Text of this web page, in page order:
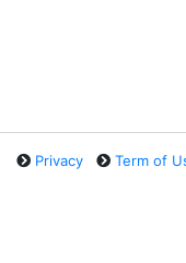
Privacy Term of